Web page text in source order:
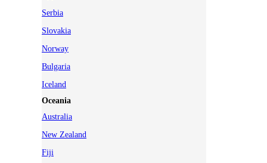
Serbia
Slovakia
Norway
Bulgaria
Iceland
Oceania
Australia
New Zealand
Fiji